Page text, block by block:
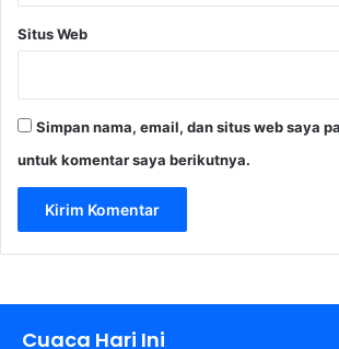
a
Situs Web
Simpan nama, email, dan situs web saya
untuk komentar saya berikutnya.
Cuaca Hari Ini